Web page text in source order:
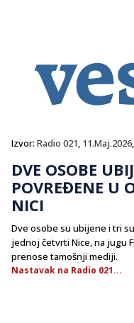
Izvor: Radio 021, 11.Maj.2026
DVE OSOBE
POVREĐENE U
NICI
Dve osobe su ubijene i tri
jednoj četvrti Nice, na jugu
prenose tamošnji mediji.
Nastavak na Radio 021...